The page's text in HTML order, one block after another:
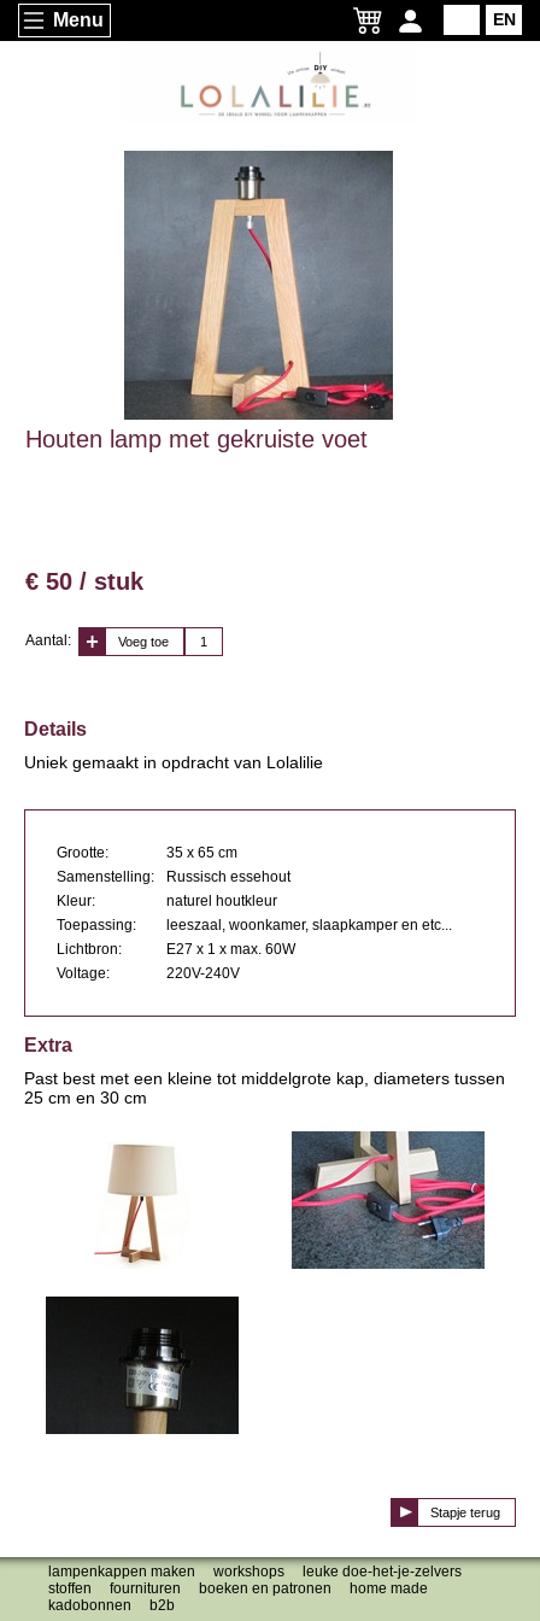
Menu EN
Houten lamp met gekruiste voet
€ 50 / stuk
Aantal: Voeg toe
Details
Uniek gemaakt in opdracht van Lolalilie
Grootte:
35 x 65 cm
Samenstelling:
Russisch essehout
Kleur:
naturel houtkleur
Toepassing:
leeszaal, woonkamer, slaapkamper en etc...
Lichtbron:
E27 x 1 x max. 60W
Voltage:
220V-240V
Extra
Past best met een kleine tot middelgrote kap, diameters tussen
25 cm en 30 cm
Stapje terug
lampenkappen maken workshops
leuke doe-het-je-zelvers
stoffen
fournituren boeken en patronen
home made
kadobonnen
b2b